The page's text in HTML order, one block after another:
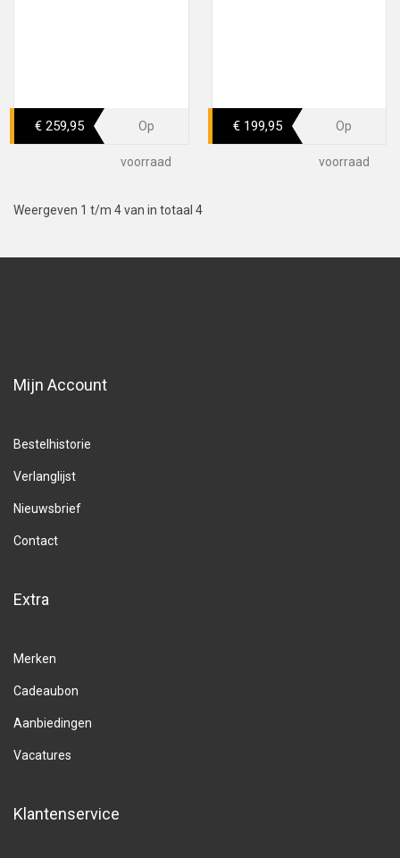
€ 259,95 Op
voorraad
€ 199,95 Op
voorraad
Weergeven 1 t/m 4 van in totaal 4
Mijn Account
Bestelhistorie
Verlanglijst
Nieuwsbrief
Contact
Extra
Merken
Cadeaubon
Aanbiedingen
Vacatures
Klantenservice